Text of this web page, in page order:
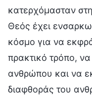
κατερχόμασταν
Θεός έχει
κόσμο για να
πρακτικό τρόπο, να
ανθρώπου και να
διαφθοράς του